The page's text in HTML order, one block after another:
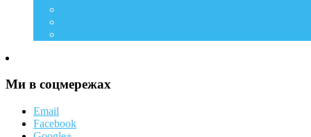
Ми в соцмережах
Email
Facebook